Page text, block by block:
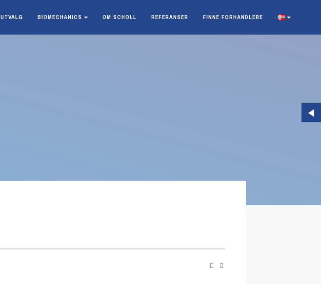
UTVALG BIOMECHANICS OM SCHOLL REFERANSER FINNE FORHANDLERE